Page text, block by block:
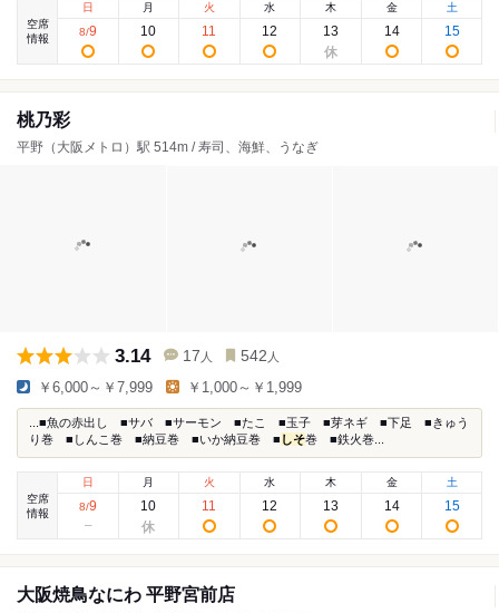
空席
情報
日
8/9
月
10
火
11
水
12
木
13
金
14
土
15
桃乃彩
平野（大阪メトロ）駅 514m / 寿司、海鮮、うなぎ
3.14 17 人 542 人
￥6,000～￥7,999 ￥1,000～￥1,999
...■魚の赤出し ■サバ ■サーモン ■たこ ■玉子 ■芽ネギ ■下足 ■きゅう
り巻 ■しんこ巻 ■納豆巻 ■いか納豆巻 ■ しそ巻 ■鉄火巻...
空席
情報
日
8/9
月
10
火
11
水
12
木
13
金
14
土
15
大阪焼鳥なにわ 平野宮前店